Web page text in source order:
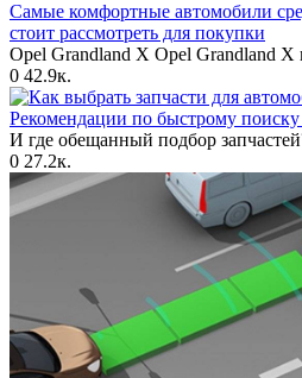
Самые комфортные автомобили
стоит рассмотреть для покупки
Opel Grandland X Opel Grandland X
0 42.9к.
Рекомендации по быстрому поиску
И где обещанный подбор
0 27.2к.